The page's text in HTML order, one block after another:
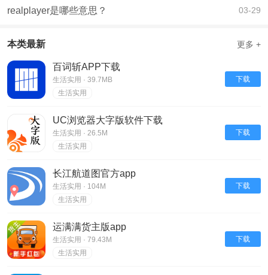
realplayer是哪些意思？ 03-29
本类最新 更多 +
百词斩APP下载
生活实用 · 39.7MB
生活实用
下载
UC浏览器大字版软件下载
生活实用 · 26.5M
生活实用
下载
长江航道图官方app
生活实用 · 104M
生活实用
下载
运满满货主版app
生活实用 · 79.43M
生活实用
下载